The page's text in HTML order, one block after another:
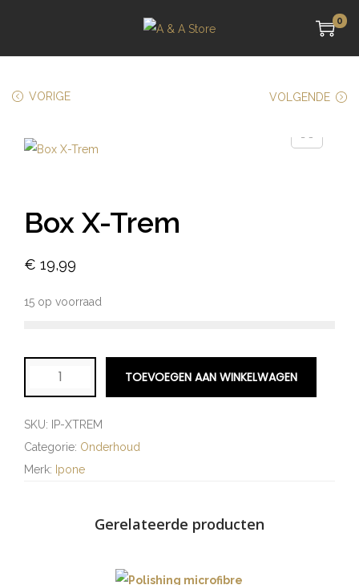
0
VORIGE VOLGENDE
Box X-Trem
€ 19,99
15 op voorraad
TOEVOEGEN AAN WINKELWAGEN
SKU:
IP-XTREM
Categorie: Onderhoud
Merk: Ipone
Gerelateerde producten